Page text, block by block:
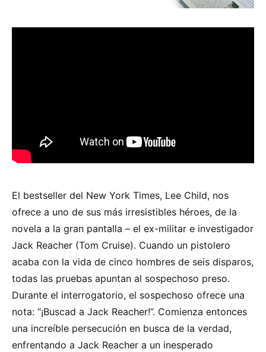
El bestseller del New York Times, Lee Child, nos
ofrece a uno de sus más irresistibles héroes, de la
novela a la gran pantalla – el ex-militar e investigador
Jack Reacher (Tom Cruise). Cuando un pistolero
acaba con la vida de cinco hombres de seis disparos,
todas las pruebas apuntan al sospechoso preso.
Durante el interrogatorio, el sospechoso ofrece una
nota: “¡Buscad a Jack Reacher!”. Comienza entonces
una increíble persecución en busca de la verdad,
enfrentando a Jack Reacher a un inesperado